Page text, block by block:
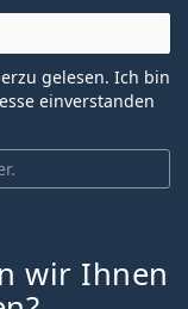
gelesen. Ich bin
einverstanden
wir Ihnen